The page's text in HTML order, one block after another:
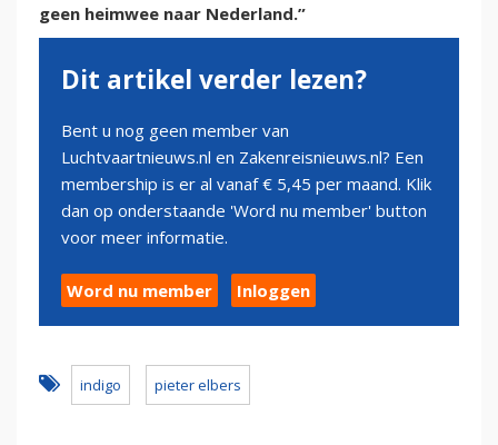
geen heimwee naar Nederland.”
Dit artikel verder lezen?
Bent u nog geen member van
Luchtvaartnieuws.nl en Zakenreisnieuws.nl? Een
membership is er al vanaf € 5,45 per maand. Klik
dan op onderstaande 'Word nu member' button
voor meer informatie.
Word nu member Inloggen
indigo pieter elbers